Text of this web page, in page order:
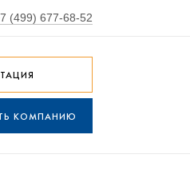
(499) 677-68-52
КОМПАНИЮ